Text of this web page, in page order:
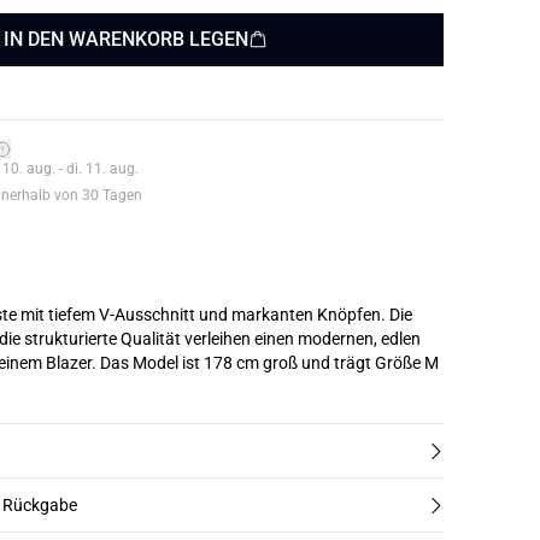
IN DEN WARENKORB LEGEN
aug. - di. 11. aug.
von 30 Tagen
mit tiefem V-Ausschnitt und markanten Knöpfen. Die
strukturierte Qualität verleihen einen modernen, edlen
Look – solo oder unter einem Blazer. Das Model ist 178 cm groß und trägt Größe M